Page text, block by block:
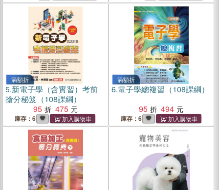
滿額折
5.新電子學（含實習）考前
搶分秘笈（108課綱）
95
475
庫存：6
滿額折
6.電子學總複習（108課綱）
95
494
庫存：6